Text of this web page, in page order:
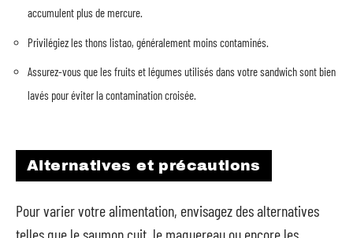
accumulent plus de mercure.
Privilégiez les thons listao, généralement moins contaminés.
Assurez-vous que les fruits et légumes utilisés dans votre sandwich sont bien
lavés pour éviter la contamination croisée.
Alternatives et précautions
Pour varier votre alimentation, envisagez des alternatives
telles que le saumon cuit, le maquereau ou encore les